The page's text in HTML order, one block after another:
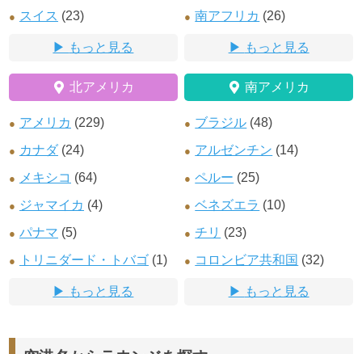
スイス (23)
もっと見る
南アフリカ (26)
もっと見る
北アメリカ
アメリカ (229)
カナダ(24)
メキシコ (64)
ジャマイカ (4)
パナマ (5)
トリニダード・トバゴ (1)
もっと見る
南アメリカ
ブラジル (48)
アルゼンチン (14)
ペルー (25)
ベネズエラ (10)
チリ (23)
コロンビア共和国 (32)
もっと見る